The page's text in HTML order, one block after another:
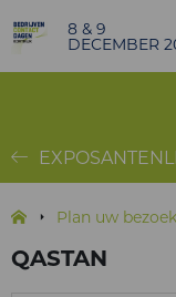
8 & 9
DECEMBER
Plan uw bezoek
QASTAN